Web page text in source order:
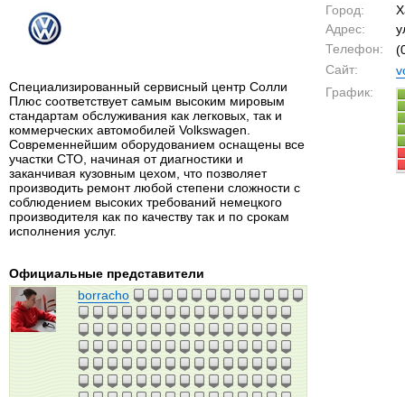
Город:
Адрес:
Телефон:
Сайт:
График:
Специализированный сервисный центр Солли
Плюс соответствует самым высоким мировым
стандартам обслуживания как легковых, так и
коммерческих автомобилей Volkswagen.
Современнейшим оборудованием оснащены все
участки СТО, начиная от диагностики и
заканчивая кузовным цехом, что позволяет
производить ремонт любой степени сложности с
соблюдением высоких требований немецкого
производителя как по качеству так и по срокам
исполнения услуг.
Официальные представители
borracho